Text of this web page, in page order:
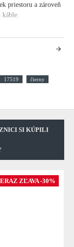
priestoru a zároveň
káble.
17519 čierny
SI KÚPILI
ZĽAVA -30%